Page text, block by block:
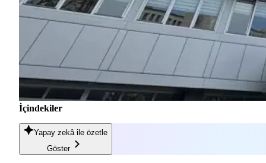
İçindekiler
Yapay zekâ ile özetle
Göster